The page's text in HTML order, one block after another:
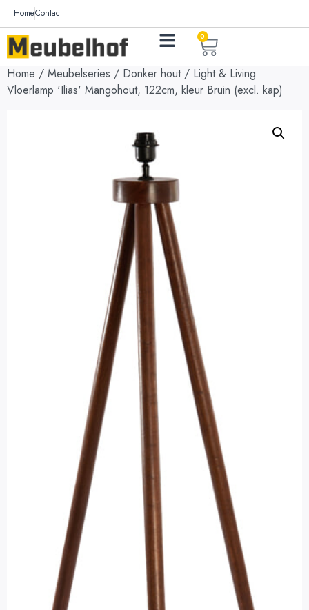
HomeContact
0
Home / Meubelseries / Donker hout/ Light & Living
Vloerlamp 'Ilias' Mangohout, 122cm, kleur Bruin (excl. kap)